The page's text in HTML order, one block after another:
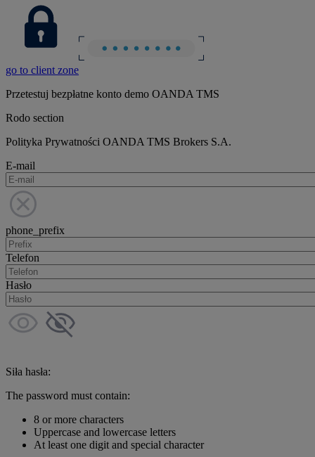
go to client zone
Przetestuj bezpłatne konto demo OANDA TMS
Rodo section
Polityka Prywatności OANDA TMS Brokers S.A.
E-mail
phone_prefix
Telefon
Hasło
Siła hasła:
The password must contain:
8 or more characters
Uppercase and lowercase letters
At least one digit and special character